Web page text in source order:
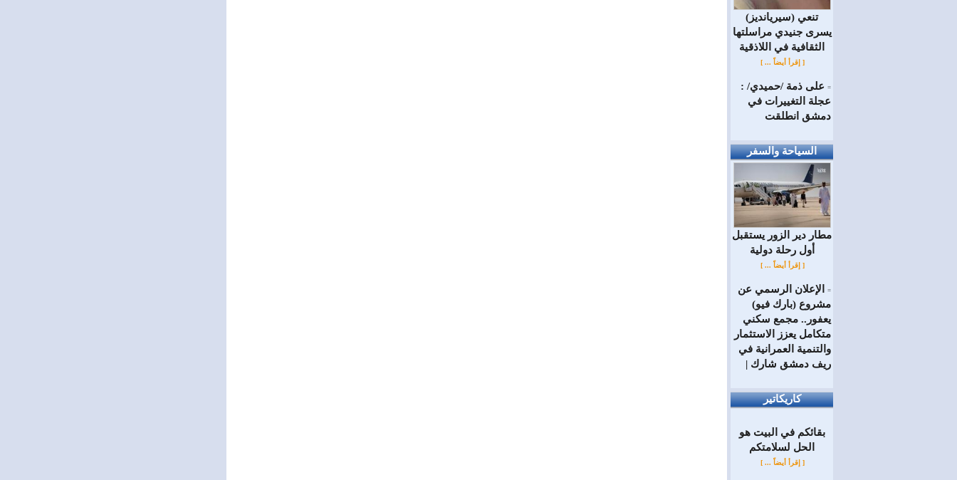
(سيريانديز) تنعي
يسرى جنيدي مراسلتها
الثقافية في اللاذقية
[ إقرأ أيضاً ... ]
= على ذمة /حميدي/ :
عجلة التغييرات في
دمشق انطلقت
السياحة والسفر
مطار دير الزور يستقبل
أول رحلة دولية
[ إقرأ أيضاً ... ]
=
الإعلان الرسمي عن
مشروع (بارك فيو)
يعفور.. مجمع سكني
متكامل يعزز الاستثمار
والتنمية العمرانية في
ريف دمشق شارك |
كاريكاتير
بقائكم في البيت هو
الحل لسلامتكم
[ إقرأ أيضاً ... ]